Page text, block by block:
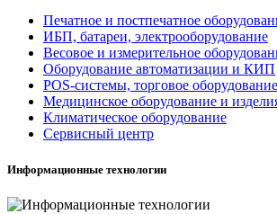
Печатное и постпечатное
ИБП, батареи, электрооборудование
Весовое и измерительное
Оборудование автоматизации и КИП
POS-системы, торговое
Медицинское оборудование и
Климатическое оборудование
Сервисный центр
Информационные технологии